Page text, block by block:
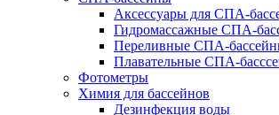
Аксессуары для СПА-
Гидромассажные СПА-
Переливные СПА-
Плавательные СПА-
Фотометры
Химия для бассейнов
Дезинфекция воды